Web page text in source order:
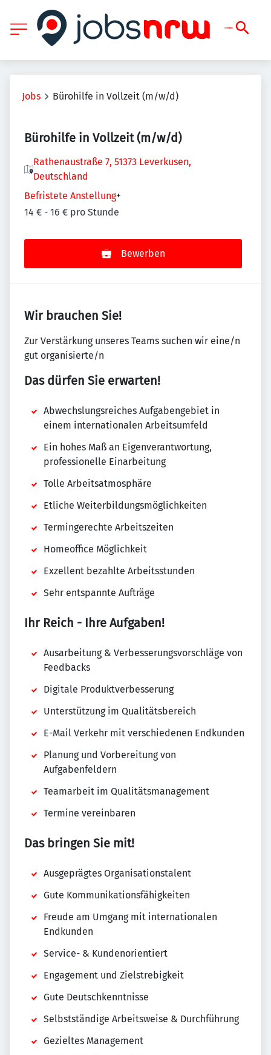
Jobs Bürohilfe in Vollzeit (m/w/d)
Bürohilfe in Vollzeit (m/w/d)
Rathenaustraße 7, 51373 Leverkusen,
Deutschland
Befristete Anstellung+
14 € - 16 € pro Stunde
Bewerben
Wir brauchen Sie!
Zur Verstärkung unseres Teams suchen wir eine/n
gut organisierte/n
Das dürfen Sie erwarten!
Abwechslungsreiches Aufgabengebiet in
einem internationalen Arbeitsumfeld
Ein hohes Maß an Eigenverantwortung,
professionelle Einarbeitung
Tolle Arbeitsatmosphäre
Etliche Weiterbildungsmöglichkeiten
Termingerechte Arbeitszeiten
Homeoffice Möglichkeit
Exzellent bezahlte Arbeitsstunden
Sehr entspannte Aufträge
Ihr Reich - Ihre Aufgaben!
Ausarbeitung & Verbesserungsvorschläge von
Feedbacks
Digitale Produktverbesserung
Unterstützung im Qualitätsbereich
E-Mail Verkehr mit verschiedenen Endkunden
Planung und Vorbereitung von
Aufgabenfeldern
Teamarbeit im Qualitätsmanagement
Termine vereinbaren
Das bringen Sie mit!
Ausgeprägtes Organisationstalent
Gute Kommunikationsfähigkeiten
Freude am Umgang mit internationalen
Endkunden
Service- & Kundenorientiert
Engagement und Zielstrebigkeit
Gute Deutschkenntnisse
Selbstständige Arbeitsweise & Durchführung
Gezieltes Management